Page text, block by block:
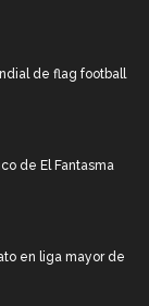
de flag football
de El Fantasma
en liga mayor de